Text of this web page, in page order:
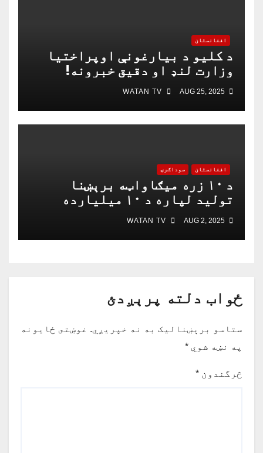
افغانستان
د کلیو د بیارغونې اوپراختیا
وزارت لنډ او دقیق خبرونه!
افغانستان سوداګرۍ
د ۱۰ زره میګاواټه برېښنا
تولید لپاره د ۱۰ میلیارده
ډالرو تړون لاسلیک شو
ځواب دلته پرېږدئ
ستاسو برېښناليک به نه خپريږي. غوښتى ځایونه
په نښه شوي *
څرگندون *